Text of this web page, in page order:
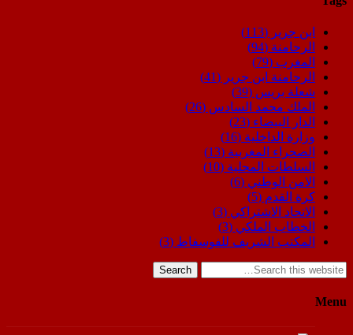
ابن جرير (113)
الرحامنة (94)
المغرب (79)
الرحامنة ابن جرير (41)
شعلة بريس (39)
الملك محمد السادس (26)
الدار البيضاء (23)
وزارة الداخلية (16)
الصحراء المغربية (13)
السلطات المحلية (10)
الامن الوطني (6)
كرة القدم (5)
الاتحاد الاشتراكي (3)
الخطاب الملكي (3)
المكتب الشريف للفوسفاط (3)
Search
Menu